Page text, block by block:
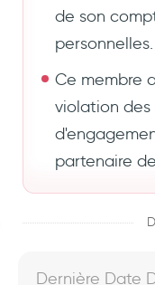
de son
personnelles.
Ce membre
violation des
partenaire
Dernière Date